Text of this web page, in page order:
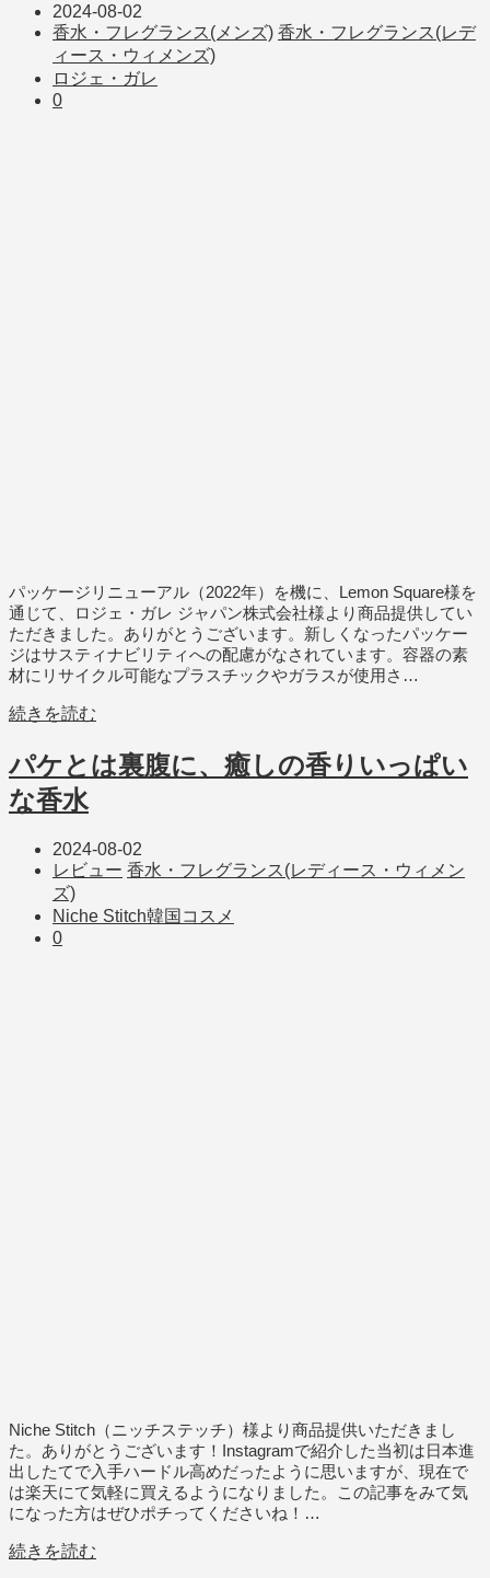
2024-08-02
香水・フレグランス(メンズ) 香水・フレグランス(レデ
ィース・ウィメンズ)
ロジェ・ガレ
0
パッケージリニューアル（2022年）を機に、Lemon Square様を
通じて、ロジェ・ガレ ジャパン株式会社様より商品提供してい
ただきました。ありがとうございます。新しくなったパッケー
ジはサスティナビリティへの配慮がなされています。容器の素
材にリサイクル可能なプラスチックやガラスが使用さ…
続きを読む
パケとは裏腹に、癒しの香りいっぱい
な香水
2024-08-02
レビュー 香水・フレグランス(レディース・ウィメン
ズ)
Niche Stitch韓国コスメ
0
Niche Stitch（ニッチステッチ）様より商品提供いただきまし
た。ありがとうございます！Instagramで紹介した当初は日本進
出したてで入手ハードル高めだったように思いますが、現在で
は楽天にて気軽に買えるようになりました。この記事をみて気
になった方はぜひポチってくださいね！…
続きを読む